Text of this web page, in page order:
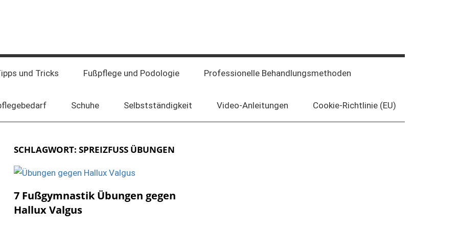
und Tricks Fußpflege und Podologie Professionelle Behandlungsmethoden
Schuhe Selbstständigkeit Video-Anleitungen Cookie-Richtlinie (EU)
SCHLAGWORT: SPREIZFUSS ÜBUNGEN
7 Fußgymnastik Übungen gegen
Hallux Valgus